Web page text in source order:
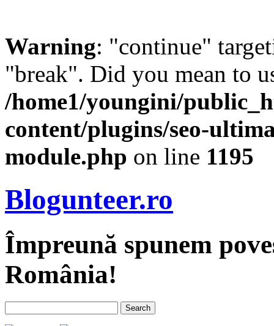
Warning: "continue"
"break". Did you mean to
/home1/youngini/
content/plugins/seo-
module.php on line 1195
Blogunteer.ro
Împreună spunem
România!